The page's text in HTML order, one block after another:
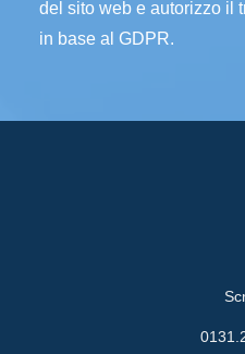
del sito web e autorizzo il
in base al GDPR.